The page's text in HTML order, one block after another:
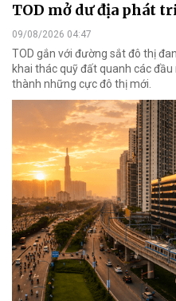
TOD mở dư địa phát
09/08/2026 04:47
TOD gắn với đường sắt đô thị
khai thác quỹ đất quanh các
thành những cực đô thị mới.